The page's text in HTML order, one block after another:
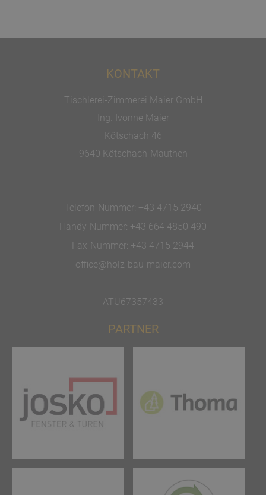
KONTAKT
Tischlerei-Zimmerei Maier GmbH
Ing. Ivonne Maier
Kötschach 46
9640 Kötschach-Mauthen
Telefon-Nummer: +43 4715 2940
Handy-Nummer: +43 664 4850 490
Fax-Nummer: +43 4715 2944
office@holz-bau-maier.com
ATU67357433
PARTNER